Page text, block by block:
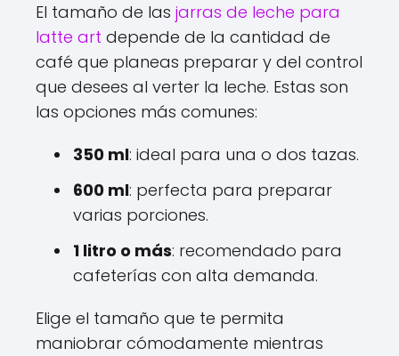
El tamaño de las jarras de leche para
latte art depende de la cantidad de
café que planeas preparar y del control
que desees al verter la leche. Estas son
las opciones más comunes:
350 ml: ideal para una o dos tazas.
600 ml: perfecta para preparar
varias porciones.
1 litro o más: recomendado para
cafeterías con alta demanda.
Elige el tamaño que te permita
maniobrar cómodamente mientras